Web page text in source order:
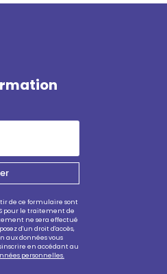
de ce formulaire sont
pour le traitement de
ne sera effectué
d'un droit d'accès,
aux données vous
en accédant au
personnelles.